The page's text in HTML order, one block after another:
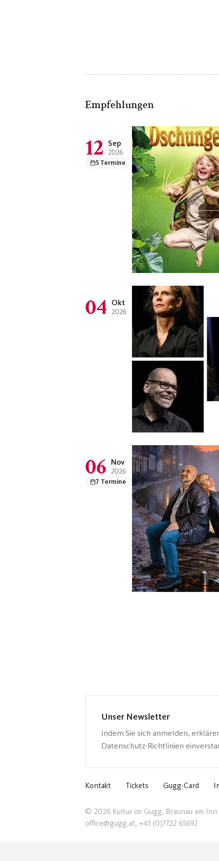
Empfehlungen
12 Sep
2026
5 Termine
04 Okt
2026
06 Nov
2026
7 Termine
Unser Newsletter
Indem Sie sich anmelden,
Datenschutz-Richtlinien
Kontakt Tickets Gugg-Card
© 2026 Kultur im Gugg, Braunau am Inn
office@gugg.at, +43 (0)7722 65692